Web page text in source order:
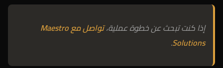
إذا كنت تبحث عن خطوة عملية،
تواصل مع Maestro
Solutions
.